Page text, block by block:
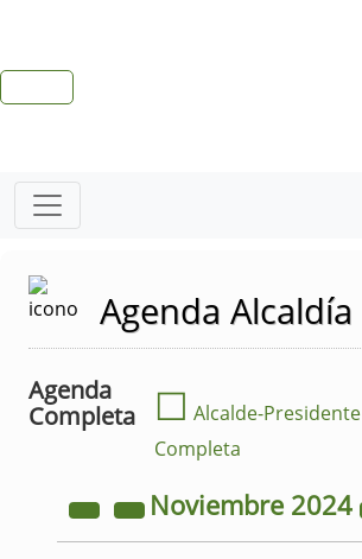
Agenda Alcaldía
Agenda
Completa
☐ Alcalde-Presidente
Completa
Noviembre 2024